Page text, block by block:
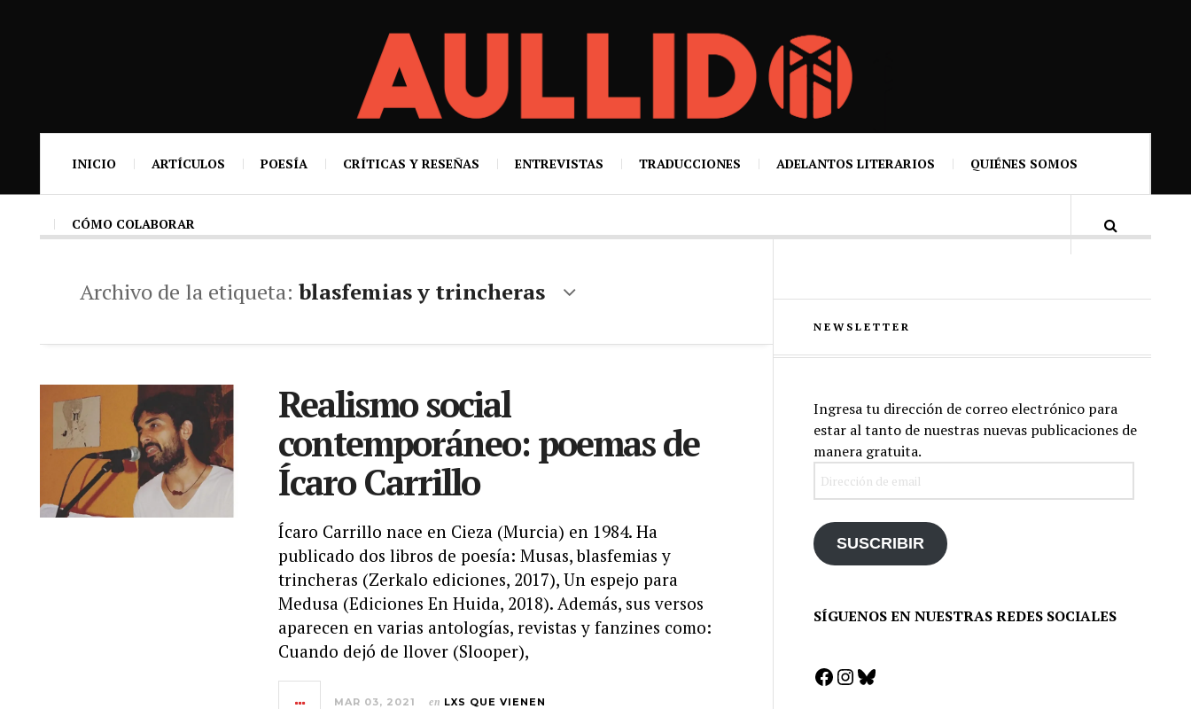
INICIO ARTÍCULOS POESÍA CRÍTICAS Y RESEÑAS ENTREVISTAS TRADUCCIONES ADELANTOS LITERARIOS QUIÉNES SOMOS
CÓMO COLABORAR
Archivo de la etiqueta: blasfemias y trincheras
Realismo social
contemporáneo: poemas de
Ícaro Carrillo
Ícaro Carrillo nace en Cieza (Murcia) en 1984. Ha
publicado dos libros de poesía: Musas, blasfemias y
trincheras (Zerkalo ediciones, 2017), Un espejo para
Medusa (Ediciones En Huida, 2018). Además, sus versos
aparecen en varias antologías, revistas y fanzines como:
Cuando dejó de llover (Slooper),
MAR 03, 2021 en LXS QUE VIENEN
NEWSLETTER
Ingresa tu dirección de correo electrónico para
estar al tanto de nuestras nuevas publicaciones de
manera gratuita.
SUSCRIBIR
SÍGUENOS EN NUESTRAS REDES SOCIALES
Facebook
Instagram
Bluesky